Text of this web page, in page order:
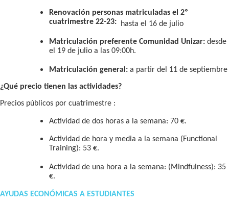
Renovación personas matriculadas el 2º
cuatrimestre 22-23: hasta el 16 de julio
Matriculación preferente Comunidad Unizar: desde
el 19 de julio a las 09:00h.
Matriculación general: a partir del 11 de septiembre
¿Qué precio tienen las actividades?
Precios públicos por cuatrimestre :
Actividad de dos horas a la semana: 70 €.
Actividad de hora y media a la semana (Functional
Training): 53 €.
Actividad de una hora a la semana: (Mindfulness): 35
€.
AYUDAS ECONÓMICAS A ESTUDIANTES